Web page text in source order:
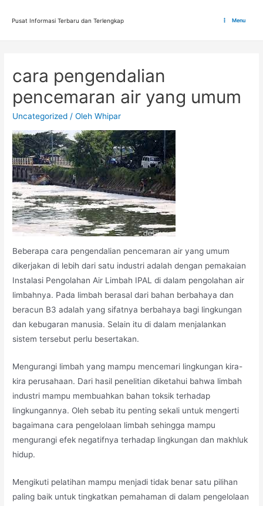
Pusat Informasi Terbaru dan Terlengkap Menu
cara pengendalian
pencemaran air yang umum
Uncategorized / OlehWhipar
Beberapa cara pengendalian pencemaran air yang umum
dikerjakan di lebih dari satu industri adalah dengan pemakaian
Instalasi Pengolahan Air Limbah IPAL di dalam pengolahan air
limbahnya. Pada limbah berasal dari bahan berbahaya dan
beracun B3 adalah yang sifatnya berbahaya bagi lingkungan
dan kebugaran manusia. Selain itu di dalam menjalankan
sistem tersebut perlu besertakan.
Mengurangi limbah yang mampu mencemari lingkungan kira-
kira perusahaan. Dari hasil penelitian diketahui bahwa limbah
industri mampu membuahkan bahan toksik terhadap
lingkungannya. Oleh sebab itu penting sekali untuk mengerti
bagaimana cara pengelolaan limbah sehingga mampu
mengurangi efek negatifnya terhadap lingkungan dan makhluk
hidup.
Mengikuti pelatihan mampu menjadi tidak benar satu pilihan
paling baik untuk tingkatkan pemahaman di dalam pengelolaan